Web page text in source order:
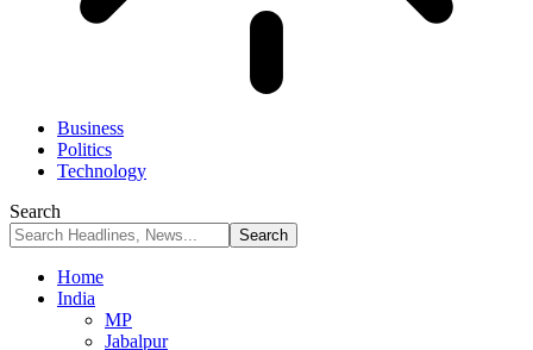
Business
Politics
Technology
Search
Home
India
MP
Jabalpur